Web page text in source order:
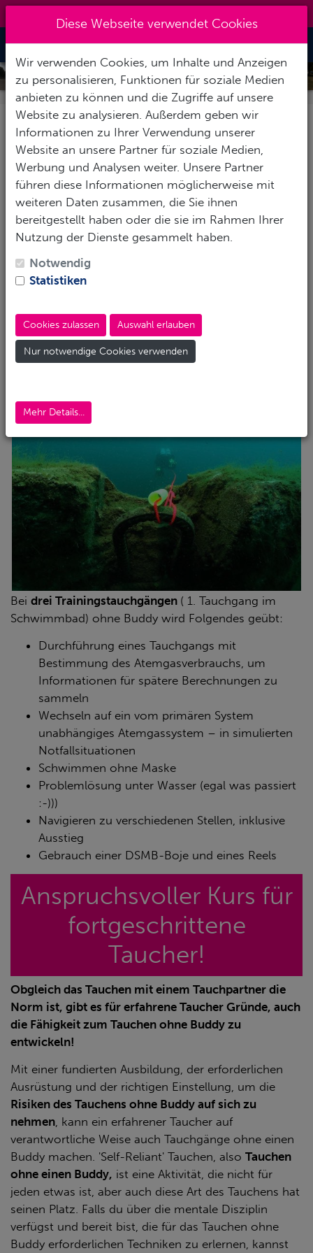
Toggle
SELF RELIANT DIVER - PROBLEME
UNTER WASSER AUCH ALLEINE
LÖSEN !
Selbstverantwortlich !
Intensives Training
Bei drei Trainingstauchgängen ( 1. Tauchgang im
Schwimmbad) ohne Buddy wird Folgendes geübt:
Durchführung eines Tauchgangs mit
Bestimmung des Atemgasverbrauchs, um
Informationen für spätere Berechnungen zu
sammeln
Wechseln auf ein vom primären System
unabhängiges Atemgassystem – in simulierten
Notfallsituationen
Schwimmen ohne Maske
Problemlösung unter Wasser (egal was passiert
:-)))
Navigieren zu verschiedenen Stellen, inklusive
Ausstieg
Gebrauch einer DSMB-Boje und eines Reels
Anspruchsvoller Kurs für
fortgeschrittene
Taucher!
Obgleich das Tauchen mit einem Tauchpartner die
Norm ist, gibt es für erfahrene Taucher Gründe, auch
die Fähigkeit zum Tauchen ohne Buddy zu
entwickeln!
Mit einer fundierten Ausbildung, der erforderlichen
Ausrüstung und der richtigen Einstellung, um die
Risiken des Tauchens ohne Buddy auf sich zu
nehmen, kann ein erfahrener Taucher auf
verantwortliche Weise auch Tauchgänge ohne einen
Buddy machen. 'Self-Reliant' Tauchen, also Tauchen
ohne einen Buddy, ist eine Aktivität, die nicht für
jeden etwas ist, aber auch diese Art des Tauchens hat
seinen Platz. Falls du über die mentale Disziplin
verfügst und bereit bist, die für das Tauchen ohne
Buddy erforderlichen Techniken zu erlernen, kannst
Diese Webseite verwendet Cookies
Wir verwenden Cookies, um Inhalte und Anzeigen
zu personalisieren, Funktionen für soziale Medien
anbieten zu können und die Zugriffe auf unsere
Website zu analysieren. Außerdem geben wir
Informationen zu Ihrer Verwendung unserer
Website an unsere Partner für soziale Medien,
Werbung und Analysen weiter. Unsere Partner
führen diese Informationen möglicherweise mit
weiteren Daten zusammen, die Sie ihnen
bereitgestellt haben oder die sie im Rahmen Ihrer
Nutzung der Dienste gesammelt haben.
Notwendig
Statistiken
Cookies zulassen Auswahl erlauben
Nur notwendige Cookies verwenden
Mehr Details...